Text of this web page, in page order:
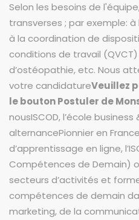
Selon les besoins de
transverses ; par exemple:
à la coordination de
conditions de travail
d’ostéopathie, etc. Nous
votre candidatureVeuillez
le bouton Postuler de
nousISCOD, l’école business
alternancePionnier en
d’apprentissage en ligne,
Compétences de Demain)
secteurs d’activités et
compétences de demain
marketing, de la